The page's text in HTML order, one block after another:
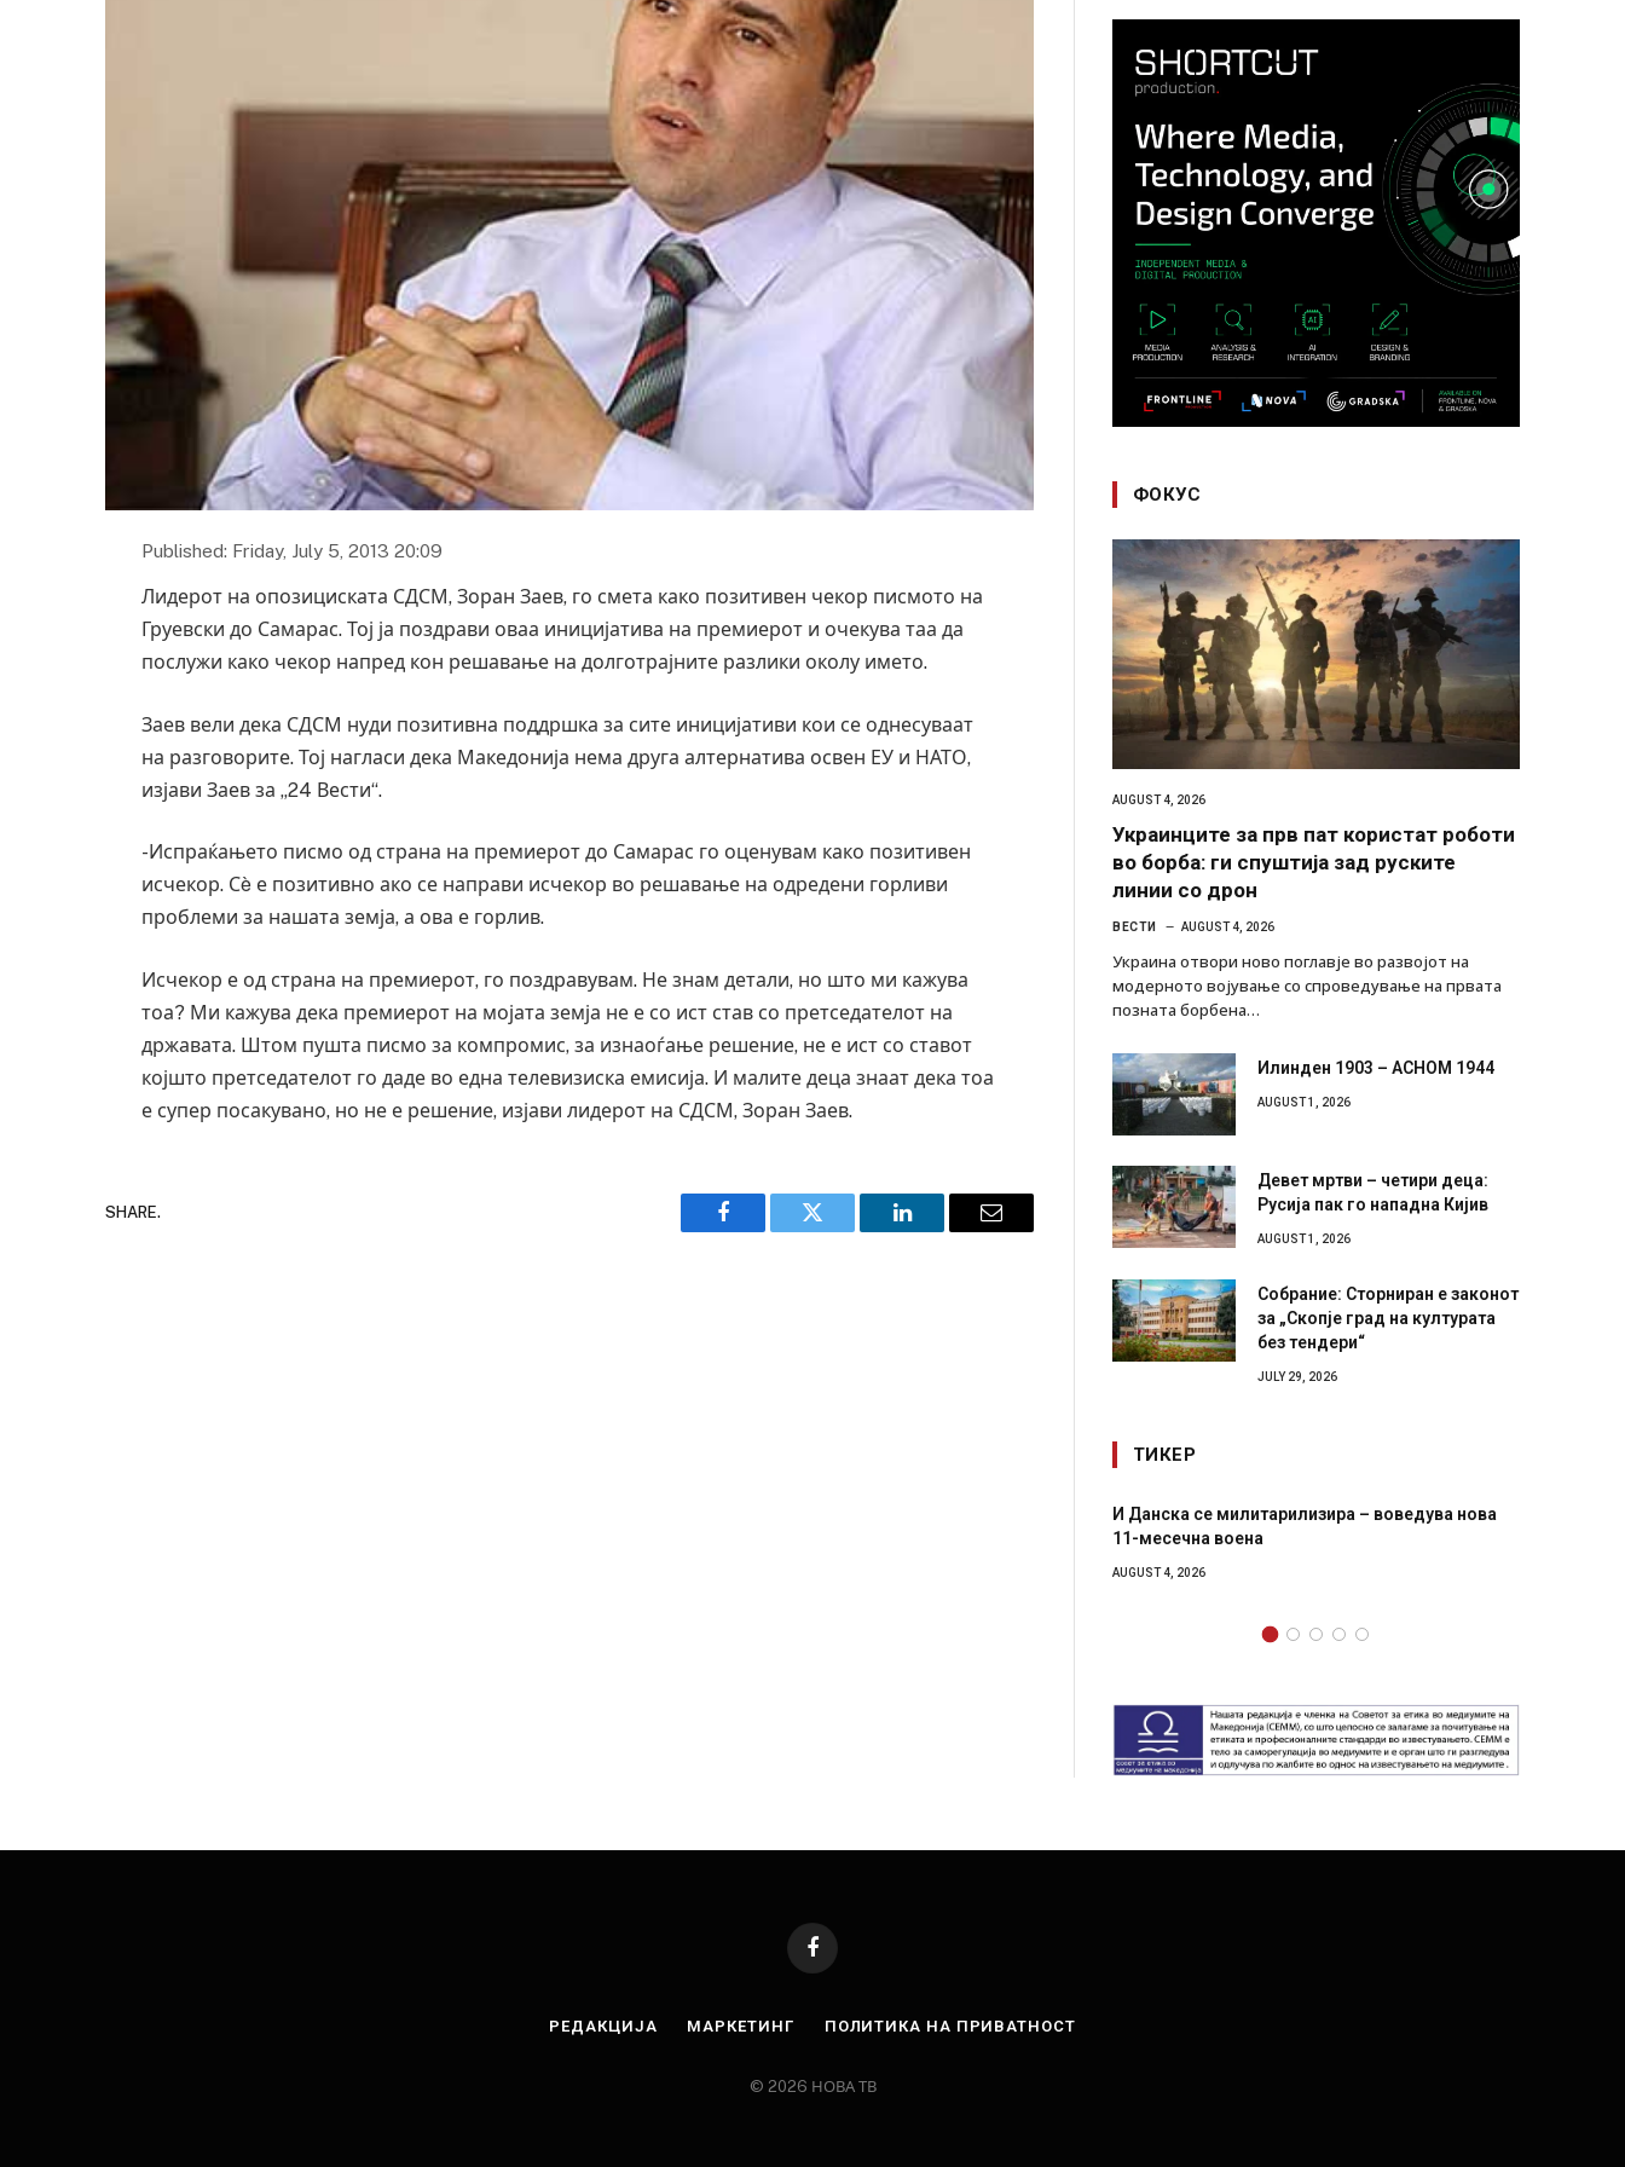
Published: Friday, July 5, 2013 20:09
Лидерот на опозициската СДСМ, Зоран Заев, го смета како позитивен чекор писмото на
Груевски до Самарас. Тој ја поздрави оваа иницијатива на премиерот и очекува таа да
послужи како чекор напред кон решавање на долготрајните разлики околу името.
Заев вели дека СДСМ нуди позитивна поддршка за сите иницијативи кои се однесуваат
на разговорите. Тој нагласи дека Македонија нема друга алтернатива освен ЕУ и НАТО,
изјави Заев за „24 Вести“.
-Испраќањето писмо од страна на премиерот до Самарас го оценувам како позитивен
исчекор. Сè е позитивно ако се направи исчекор во решавање на одредени горливи
проблеми за нашата земја, а ова е горлив.
Исчекор е од страна на премиерот, го поздравувам. Не знам детали, но што ми кажува
тоа? Ми кажува дека премиерот на мојата земја не е со ист став со претседателот на
државата. Штом пушта писмо за компромис, за изнаоѓање решение, не е ист со ставот
којшто претседателот го даде во една телевизиска емисија. И малите деца знаат дека тоа
е супер посакувано, но не е решение, изјави лидерот на СДСМ, Зоран Заев.
SHARE.
Facebook Twitter LinkedIn Email
ФОКУС
AUGUST 4, 2026
Украинците за прв пат користат роботи
во борба: ги спуштија зад руските
линии со дрон
ВЕСТИ AUGUST 4, 2026
Украина отвори ново поглавје во развојот на
модерното војување со спроведување на првата
позната борбена…
Илинден 1903 – АСНОМ 1944
AUGUST 1, 2026
Девет мртви – четири деца:
Русија пак го нападна Кијив
AUGUST 1, 2026
Собрание: Сторниран е законот
за „Скопје град на културата
без тендери“
JULY 29, 2026
ТИКЕР
И Данска се милитарилизира – воведува нова
11-месечна воена
AUGUST 4, 2026
Уште двајца
Facebook
РЕДАКЦИЈА МАРКЕТИНГ ПОЛИТИКА НА ПРИВАТНОСТ
© 2026 НОВА ТВ